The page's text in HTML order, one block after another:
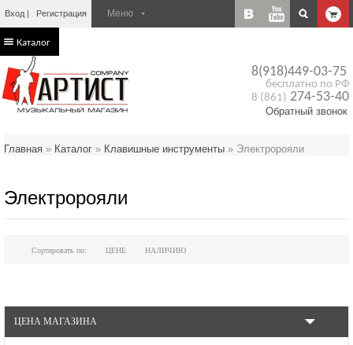
Вход Регистрация
8(918)449-03-75
бесплатно по РФ
8 (861) 274-53-40
Обратный звонок
Каталог
Главная » Каталог » Клавишные инструменты » Электророяли
Электророяли
Сортировать по: ЦЕНЕ НАЛИЧИЮ
ЦЕНА МАГАЗИНА